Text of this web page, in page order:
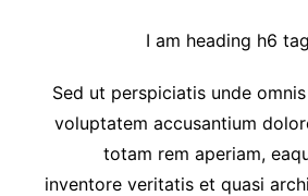
I am heading h6
Sed ut perspiciatis unde
voluptatem accusantium
totam rem aperiam,
inventore veritatis et quasi